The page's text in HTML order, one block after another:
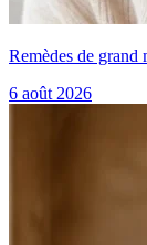
Remèdes de grand
6 août 2026